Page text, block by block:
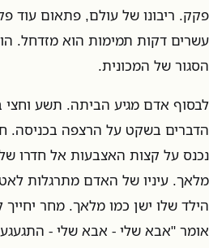
פקק. ריבונו של עולם, פתאום עוד
עשרים דקות תמימות הוא מזדחל.
הסגור של המכונית.
לבסוף אדם מגיע הביתה. תשע וחצי
הדברים בשקט על הרצפה בכניסה.
נכנס על קצות האצבעות אל חדרו
מלאך. עיניו של האדם מתרגלות
הילד שלו ישן כמו מלאך. מחר יחייך
אומר "אבא שלי - אבא שלי -